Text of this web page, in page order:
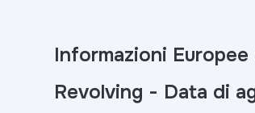
Informazioni
Revolving - Data di